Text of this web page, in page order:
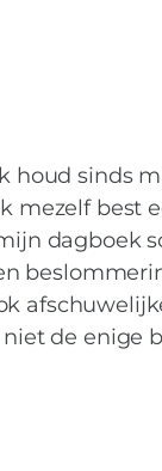
houd sinds
mezelf best
dagboek
de enige